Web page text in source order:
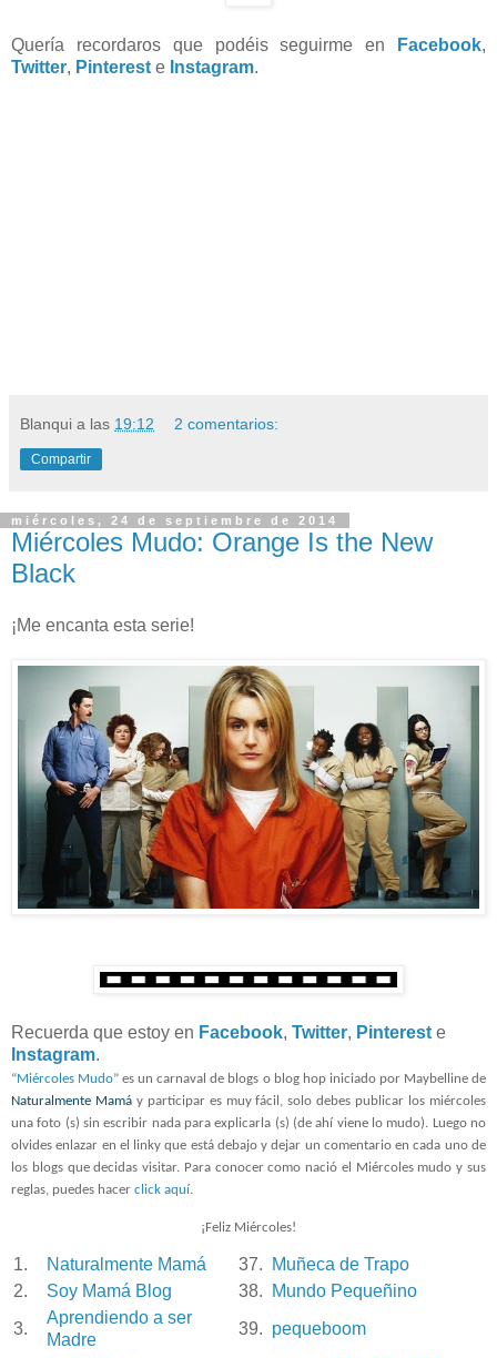
Quería recordaros que podéis seguirme en Facebook,
Twitter, Pinterest e Instagram.
Blanqui a las 19:12 2 comentarios:
Compartir
miércoles, 24 de septiembre de 2014
Miércoles Mudo: Orange Is the New
Black
¡Me encanta esta serie!
Recuerda que estoy en Facebook, Twitter, Pintereste
Instagram.
“Miércoles Mudo” es un carnaval de blogs o blog hop iniciado por Maybelline de
Naturalmente Mamáy participar es muy fácil, solo debes publicar los miércoles
una foto (s) sin escribir nada para explicarla (s) (de ahí viene lo mudo). Luego no
olvides enlazar en el linky que está debajo y dejar un comentario en cada uno de
los blogs que decidas visitar. Para conocer como nació el Miércoles mudo y sus
reglas, puedes hacer click aquí.
¡Feliz Miércoles!
1. Naturalmente Mamá 37.
Muñeca de Trapo
2.
Soy Mamá Blog 38.
Mundo Pequeñino
3.
Aprendiendo a ser
Madre
39. pequeboom